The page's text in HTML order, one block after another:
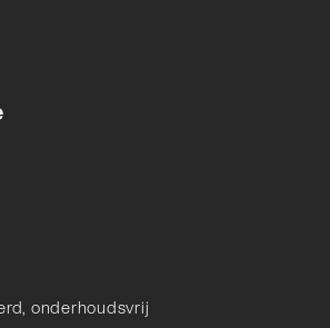
onderhoudsvrij